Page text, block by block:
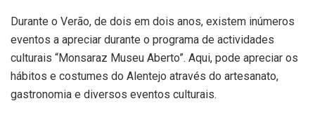
Durante o Verão, de dois em dois anos, existem inúmeros
eventos a apreciar durante o programa de actividades
culturais “Monsaraz Museu Aberto”. Aqui, pode apreciar os
hábitos e costumes do Alentejo através do artesanato,
gastronomia e diversos eventos culturais.